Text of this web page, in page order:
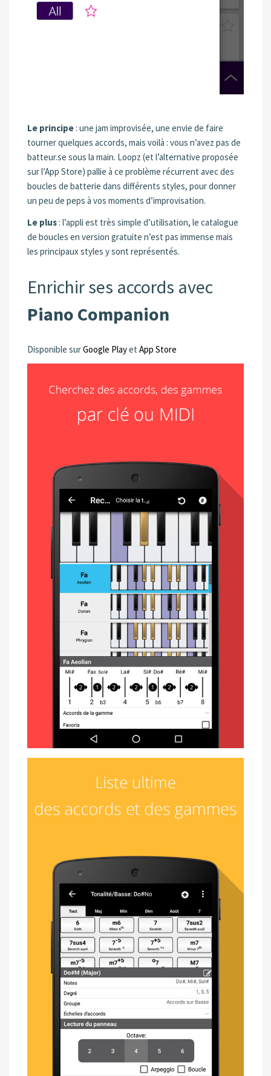
Le principe : une jam improvisée, une envie de faire
tourner quelques accords, mais voilà : vous n’avez pas de
batteur.se sous la main. Loopz (et l’alternative proposée
sur l’App Store) pallie à ce problème récurrent avec des
boucles de batterie dans différents styles, pour donner
un peu de peps à vos moments d’improvisation.
Le plus : l’appli est très simple d’utilisation, le catalogue
de boucles en version gratuite n’est pas immense mais
les principaux styles y sont représentés.
Enrichir ses accords avec
Piano Companion
Disponible surGoogle Playet App Store